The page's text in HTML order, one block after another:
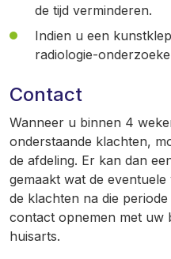
de tijd verminderen.
Indien u een
radiologie-
Contact
Wanneer u binnen 4
onderstaande klachten,
de afdeling. Er kan dan
gemaakt wat de
de klachten na die
contact opnemen met uw
huisarts.